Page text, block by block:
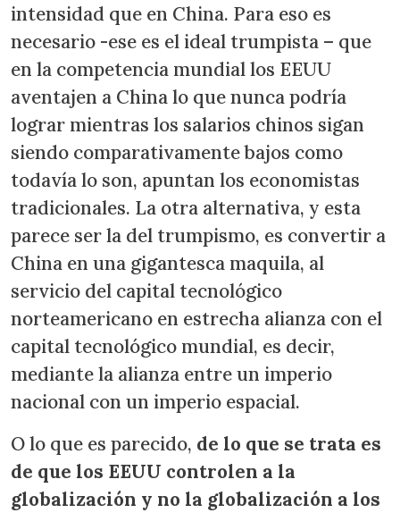
intensidad que en China. Para eso es
necesario -ese es el ideal trumpista – que
en la competencia mundial los EEUU
aventajen a China lo que nunca podría
lograr mientras los salarios chinos sigan
siendo comparativamente bajos como
todavía lo son, apuntan los economistas
tradicionales. La otra alternativa, y esta
parece ser la del trumpismo, es convertir a
China en una gigantesca maquila, al
servicio del capital tecnológico
norteamericano en estrecha alianza con el
capital tecnológico mundial, es decir,
mediante la alianza entre un imperio
nacional con un imperio espacial.
O lo que es parecido, de lo que se trata es
de que los EEUU controlen a la
globalización y no la globalización a los